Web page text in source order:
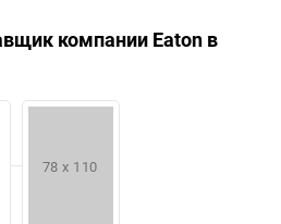
компании Eaton в